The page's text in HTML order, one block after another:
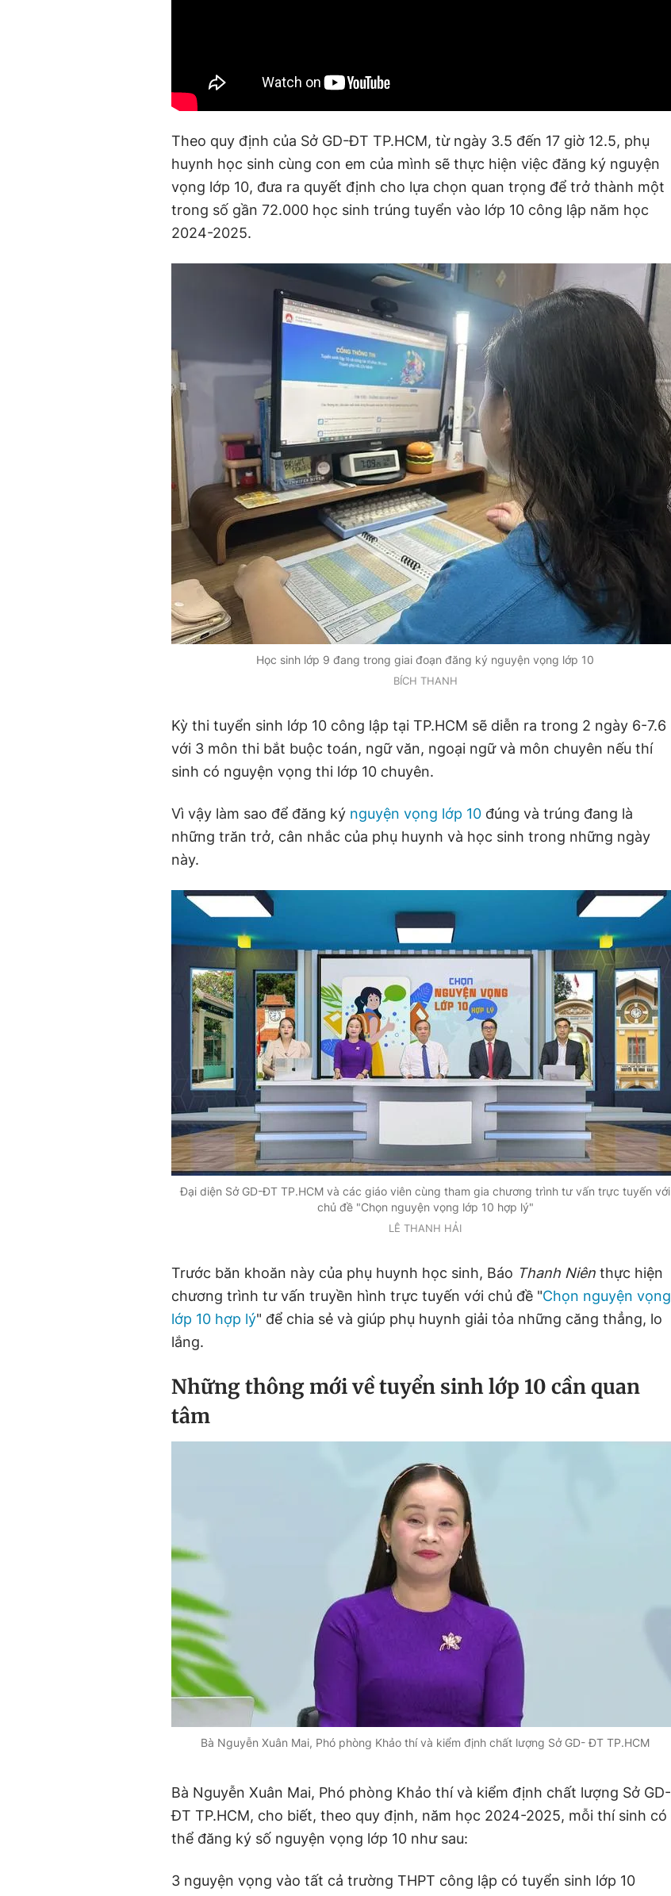
Theo quy định của Sở GD-ĐT TP.HCM, từ ngày 3.5 đến 17 giờ 12.5, phụ
huynh học sinh cùng con em của mình sẽ thực hiện việc đăng ký nguyện
vọng lớp 10, đưa ra quyết định cho lựa chọn quan trọng để trở thành một
trong số gần 72.000 học sinh trúng tuyển vào lớp 10 công lập năm học
2024-2025.
Học sinh lớp 9 đang trong giai đoạn đăng ký nguyện vọng lớp 10
BÍCH THANH
Kỳ thi tuyển sinh lớp 10 công lập tại TP.HCM sẽ diễn ra trong 2 ngày 6-7.6
với 3 môn thi bắt buộc toán, ngữ văn, ngoại ngữ và môn chuyên nếu thí
sinh có nguyện vọng thi lớp 10 chuyên.
Vì vậy làm sao để đăng ký nguyện vọng lớp 10 đúng và trúng đang là
những trăn trở, cân nhắc của phụ huynh và học sinh trong những ngày
này.
Đại diện Sở GD-ĐT TP.HCM và các giáo viên cùng tham gia chương trình tư vấn trực tuyến với
chủ đề "Chọn nguyện vọng lớp 10 hợp lý"
LÊ THANH HẢI
Trước băn khoăn này của phụ huynh học sinh, Báo Thanh Niên thực hiện
chương trình tư vấn truyền hình trực tuyến với chủ đề "Chọn nguyện vọng
lớp 10 hợp lý" để chia sẻ và giúp phụ huynh giải tỏa những căng thẳng, lo
lắng.
Những thông mới về tuyển sinh lớp 10 cần quan
tâm
Bà Nguyễn Xuân Mai, Phó phòng Khảo thí và kiểm định chất lượng Sở GD- ĐT TP.HCM
Bà Nguyễn Xuân Mai, Phó phòng Khảo thí và kiểm định chất lượng Sở GD-
ĐT TP.HCM, cho biết, theo quy định, năm học 2024-2025, mỗi thí sinh có
thể đăng ký số nguyện vọng lớp 10 như sau:
3 nguyện vọng vào tất cả trường THPT công lập có tuyển sinh lớp 10